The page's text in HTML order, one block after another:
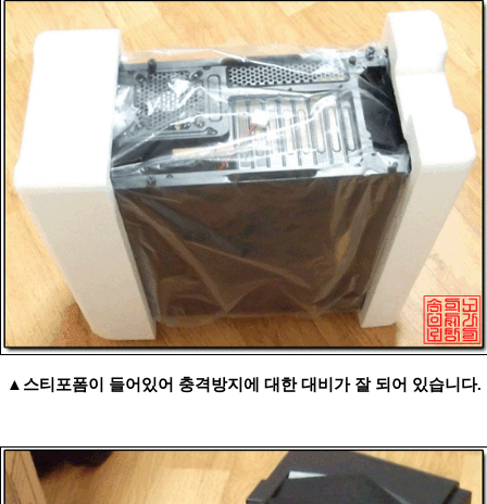
▲스티포폼이 들어있어 충격방지에 대한 대비가 잘 되어 있습니다.